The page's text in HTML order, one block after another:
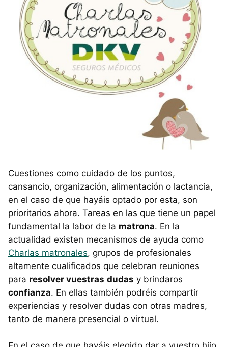
Cuestiones como cuidado de los puntos,
cansancio, organización, alimentación o lactancia,
en el caso de que hayáis optado por esta, son
prioritarios ahora. Tareas en las que tiene un papel
fundamental la labor de la matrona. En la
actualidad existen mecanismos de ayuda como
Charlas matronales, grupos de profesionales
altamente cualificados que celebran reuniones
para resolver vuestras dudas y brindaros
confianza. En ellas también podréis compartir
experiencias y resolver dudas con otras madres,
tanto de manera presencial o virtual.